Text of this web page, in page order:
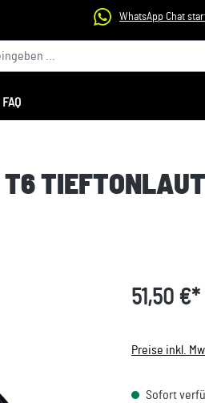
WhatsApp Chat
FAQ
51,50 €*
Preise inkl.
Sofort